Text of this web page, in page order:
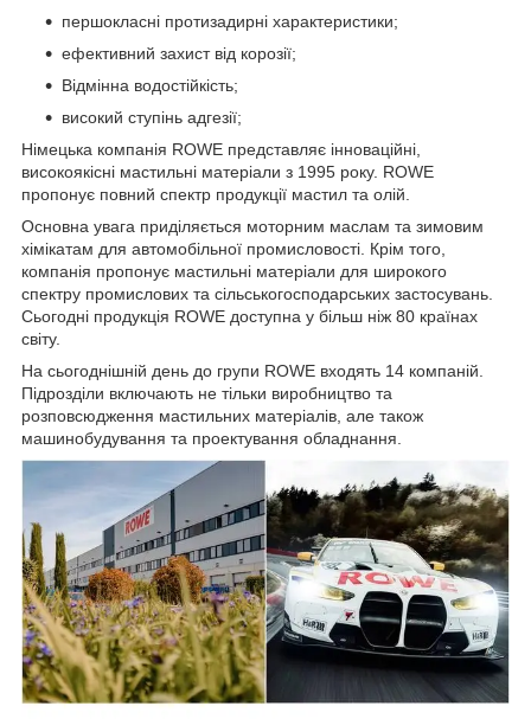
першокласні протизадирні характеристики;
ефективний захист від корозії;
Відмінна водостійкість;
високий ступінь адгезії;
Німецька компанія ROWE представляє інноваційні,
високоякісні мастильні матеріали з 1995 року. ROWE
пропонує повний спектр продукції мастил та олій.
Основна увага приділяється моторним маслам та зимовим
хімікатам для автомобільної промисловості. Крім того,
компанія пропонує мастильні матеріали для широкого
спектру промислових та сільськогосподарських застосувань.
Сьогодні продукція ROWE доступна у більш ніж 80 країнах
світу.
На сьогоднішній день до групи ROWE входять 14 компаній.
Підрозділи включають не тільки виробництво та
розповсюдження мастильних матеріалів, але також
машинобудування та проектування обладнання.